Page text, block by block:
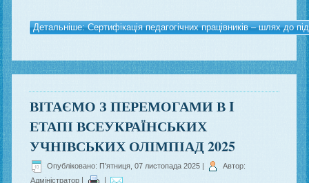
Детальніше: Сертифікація педагогічних працівників – шлях до
ВІТАЄМО З ПЕРЕМОГАМИ В I
ЕТАПІ ВСЕУКРАЇНСЬКИХ
УЧНІВСЬКИХ ОЛІМПІАД 2025
Опубліковано: П'ятниця, 07 листопада 2025 |
Автор:
Адміністратор